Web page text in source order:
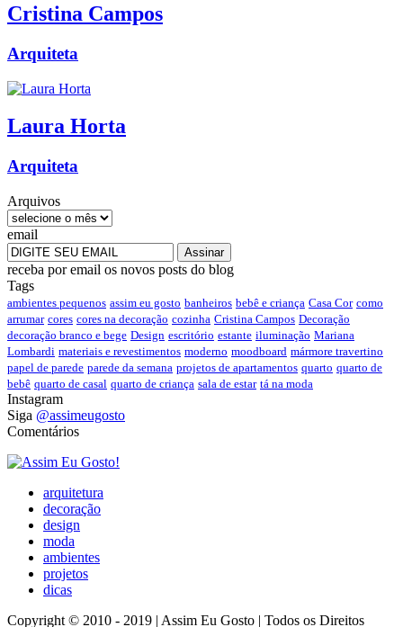
Cristina Campos
Arquiteta
Laura Horta
Arquiteta
Arquivos
email
receba por email os novos posts do blog
Tags
ambientes pequenos assim eu gosto banheiros bebê e criança Casa Cor como
arrumar cores cores na decoração cozinha Cristina Campos Decoração
decoração branco e bege Design escritório estante iluminação Mariana
Lombardi materiais e revestimentos moderno moodboard mármore travertino
papel de parede parede da semana projetos de apartamentos quarto quarto de
bebê quarto de casal quarto de criança sala de estar tá na moda
Instagram
Siga @assimeugosto
Comentários
arquitetura
decoração
design
moda
ambientes
projetos
dicas
Copyright © 2010 - 2019 | Assim Eu Gosto | Todos os Direitos